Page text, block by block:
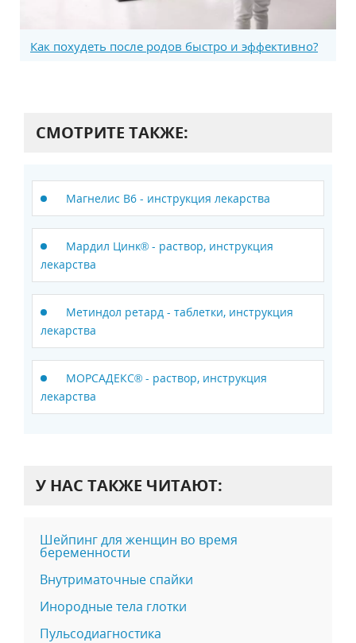
Как похудеть после родов быстро и эффективно?
СМОТРИТЕ ТАКЖЕ:
Магнелис B6 - инструкция лекарства
Мардил Цинк® - раствор, инструкция
лекарства
Метиндол ретард - таблетки, инструкция
лекарства
МОРСАДЕКС® - раствор, инструкция
лекарства
У НАС ТАКЖЕ ЧИТАЮТ:
Шейпинг для женщин во время
беременности
Внутриматочные спайки
Инородные тела глотки
Пульсодиагностика